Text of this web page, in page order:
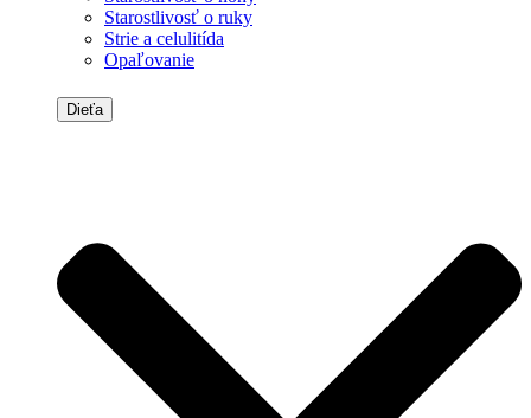
Starostlivosť o ruky
Strie a celulitída
Opaľovanie
Dieťa